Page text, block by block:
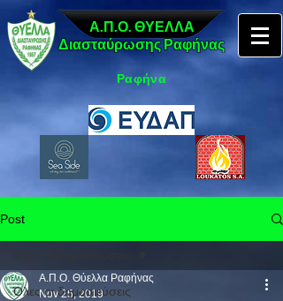
Α.Π.Ο. ΘΥΕΛΛΑ
Διασταύρωσης Ραφήνας
Ραφήνα
Post
Όλες οι δημοσιεύσεις
Α.Π.Ο. Θύελλα Ραφήνας
Nov 25, 2019